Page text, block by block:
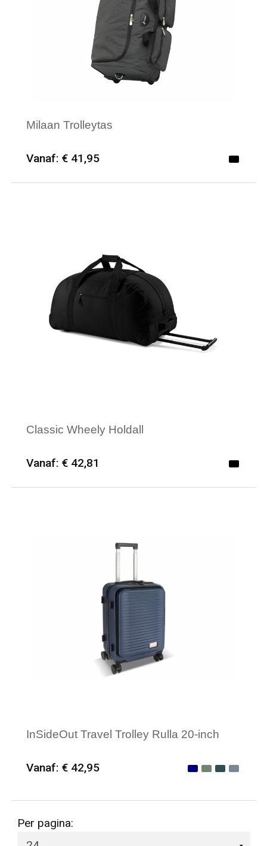
Milaan Trolleytas
Vanaf: € 41,95
Minimale afname: 6
Classic Wheely Holdall
Vanaf: € 42,81
Minimale afname: 6
InSideOut Travel Trolley Rulla 20-inch
Vanaf: € 42,95
Per pagina: